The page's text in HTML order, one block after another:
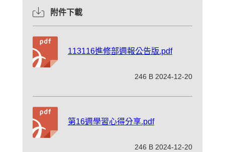
附件下載
113116進修部週報公告版.pdf
246 B 2024-12-20
第16週學習心得分享.pdf
246 B 2024-12-20